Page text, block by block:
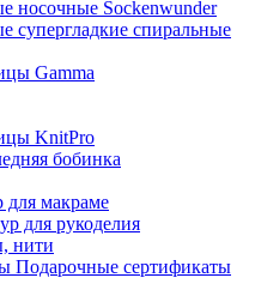
носочные Sockenwunder
супергладкие спиральные
Gamma
KnitPro
бобинка
макраме
для рукоделия
нити
Подарочные сертификаты